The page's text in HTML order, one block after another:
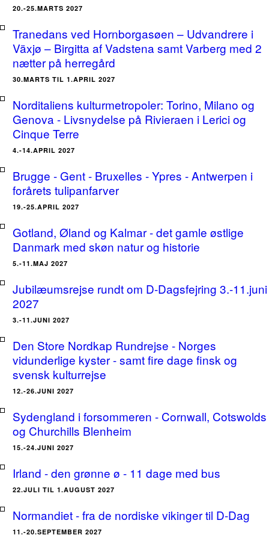
20.-25.MARTS 2027
Tranedans ved Hornborgasøen – Udvandrere i
Växjø – Birgitta af Vadstena samt Varberg med 2
nætter på herregård
30.MARTS TIL 1.APRIL 2027
Norditaliens kulturmetropoler: Torino, Milano og
Genova - Livsnydelse på Rivieraen i Lerici og
Cinque Terre
4.-14.APRIL 2027
Brugge - Gent - Bruxelles - Ypres - Antwerpen i
forårets tulipanfarver
19.-25.APRIL 2027
Gotland, Øland og Kalmar - det gamle østlige
Danmark med skøn natur og historie
5.-11.MAJ 2027
Jubilæumsrejse rundt om D-Dagsfejring 3.-11.juni
2027
3.-11.JUNI 2027
Den Store Nordkap Rundrejse - Norges
vidunderlige kyster - samt fire dage finsk og
svensk kulturrejse
12.-26.JUNI 2027
Sydengland i forsommeren - Cornwall, Cotswolds
og Churchills Blenheim
15.-24.JUNI 2027
Irland - den grønne ø - 11 dage med bus
22.JULI TIL 1.AUGUST 2027
Normandiet - fra de nordiske vikinger til D-Dag
11.-20.SEPTEMBER 2027